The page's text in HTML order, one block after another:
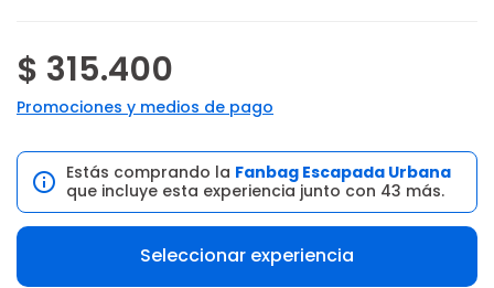
$ 315.400
Promociones y medios de pago
Estás comprando la Fanbag Escapada Urbana
que incluye esta experiencia junto con 43 más.
Seleccionar experiencia